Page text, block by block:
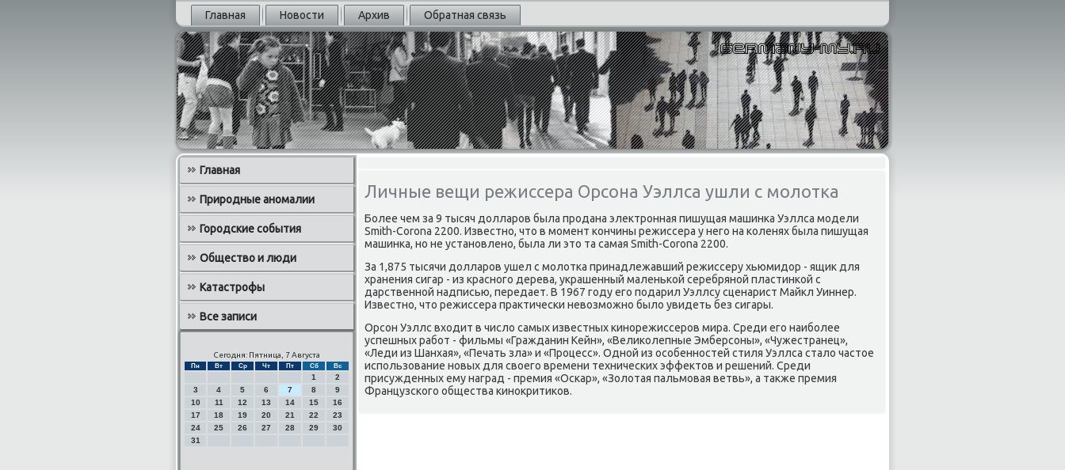
Главная Новости Архив Обратная связь
Главная
Природные аномалии
Городские события
Общество и люди
Катастрофы
Все записи
Сегодня: Пятница, 7 Августа
Пн Вт Ср Чт Пт Сб Вс
1
2
3
4 5 6 7 8
9
10
11 12 13 14 15
16
17
18 19 20 21 22
23
24
25 26 27 28 29
30
31
Личные вещи режиссера Орсона Уэллса ушли с молотка
Более чем за 9 тысяч долларов была продана электронная пишущая машинка Уэллса модели
Smith-Corona 2200. Известно, что в момент кончины режиссера у него на коленях была пишущая
машинка, но не установлено, была ли это та самая Smith-Corona 2200.
За 1,875 тысячи долларов ушел с молотка принадлежавший режиссеру хьюмидор - ящик для
хранения сигар - из красного дерева, украшенный маленькой серебряной пластинкой с
дарственной надписью, передает. В 1967 году его подарил Уэллсу сценарист Майкл Уиннер.
Известно, что режиссера практически невозможно было увидеть без сигары.
Орсон Уэллс входит в число самых известных кинорежиссеров мира. Среди его наиболее
успешных работ - фильмы «Гражданин Кейн», «Великолепные Эмберсоны», «Чужестранец»,
«Леди из Шанхая», «Печать зла» и «Процесс». Одной из особенностей стиля Уэллса стало частое
использование новых для своего времени технических эффектов и решений. Среди
присужденных ему наград - премия «Оскар», «Золотая пальмовая ветвь», а также премия
Французского общества кинокритиков.